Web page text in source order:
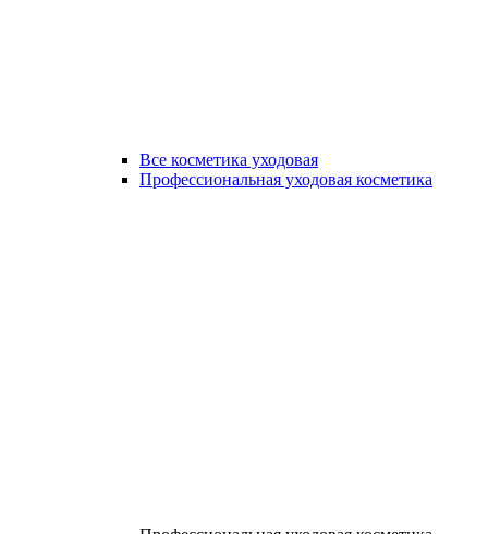
Все косметика уходовая
Профессиональная уходовая косметика